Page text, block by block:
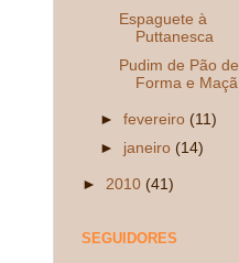
Espaguete à
Puttanesca
Pudim de Pão de
Forma e Maçã
►fevereiro (11)
► janeiro (14)
► 2010 (41)
SEGUIDORES